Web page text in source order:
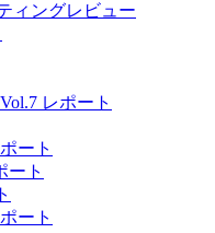
ィングレビュー
レポート
ート
ート
ート